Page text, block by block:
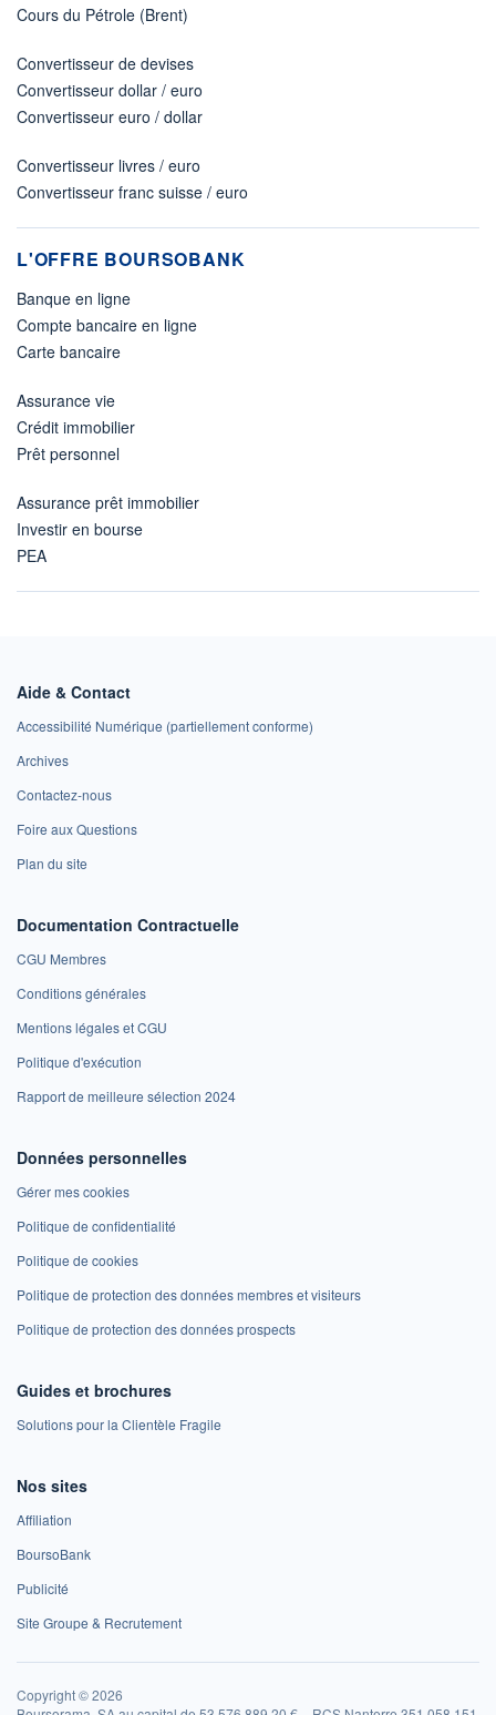
Cours du Pétrole (Brent)
Convertisseur de devises
Convertisseur dollar / euro
Convertisseur euro / dollar
Convertisseur livres / euro
Convertisseur franc suisse / euro
L'OFFRE BOURSOBANK
Banque en ligne
Compte bancaire en ligne
Carte bancaire
Assurance vie
Crédit immobilier
Prêt personnel
Assurance prêt immobilier
Investir en bourse
PEA
Aide & Contact
Accessibilité Numérique (partiellement conforme)
Archives
Contactez-nous
Foire aux Questions
Plan du site
Documentation Contractuelle
CGU Membres
Conditions générales
Mentions légales et CGU
Politique d'exécution
Rapport de meilleure sélection 2024
Données personnelles
Gérer mes cookies
Politique de confidentialité
Politique de cookies
Politique de protection des données membres et visiteurs
Politique de protection des données prospects
Guides et brochures
Solutions pour la Clientèle Fragile
Nos sites
Affiliation
BoursoBank
Publicité
Site Groupe & Recrutement
Copyright © 2026